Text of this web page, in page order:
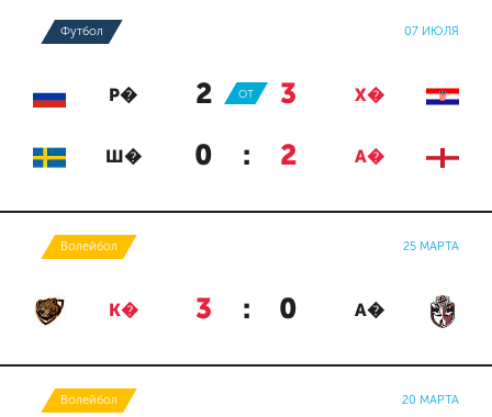
Футбол 07 ИЮЛЯ
Р� 2 : 3 Х�
ОТ
Ш� 0 : 2 А�
Волейбол 25 МАРТА
К� 3 : 0 А�
Волейбол 20 МАРТА